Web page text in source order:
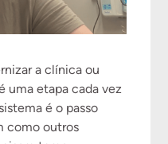
a clínica ou
uma etapa cada vez
é o passo
como outros